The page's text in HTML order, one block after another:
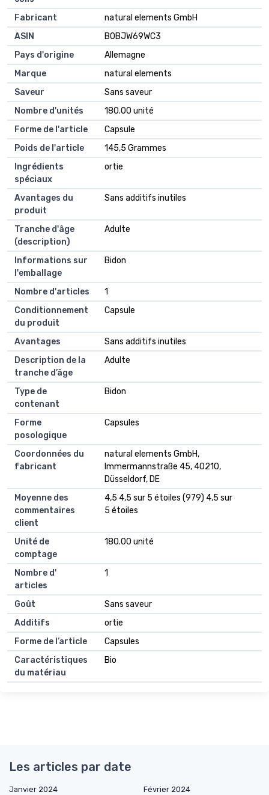
Fabricant
natural elements GmbH
ASIN
B0BJW69WC3
Pays d'origine
Allemagne
Marque
natural elements
Saveur
Sans saveur
Nombre d'unités
180.00 unité
Forme de l'article
Capsule
Poids de l'article
145,5 Grammes
Ingrédients
spéciaux
ortie
Avantages du
produit
Sans additifs inutiles
Tranche d'âge
(description)
Adulte
Informations sur
l'emballage
Bidon
Nombre d'articles
1
Conditionnement
du produit
Capsule
Avantages
Sans additifs inutiles
Description de la
tranche d’âge
Adulte
Type de
contenant
Bidon
Forme
posologique
Capsules
Coordonnées du
fabricant
natural elements GmbH,
Immermannstraße 45, 40210,
Düsseldorf, DE
Moyenne des
commentaires
client
4,5 4,5 sur 5 étoiles (979) 4,5 sur
5 étoiles
Unité de
comptage
180.00 unité
Nombre d'
articles
1
Goût
Sans saveur
Additifs
ortie
Forme de l’article
Capsules
Caractéristiques
du matériau
Bio
Les articles par date
Janvier 2024
Février 2024